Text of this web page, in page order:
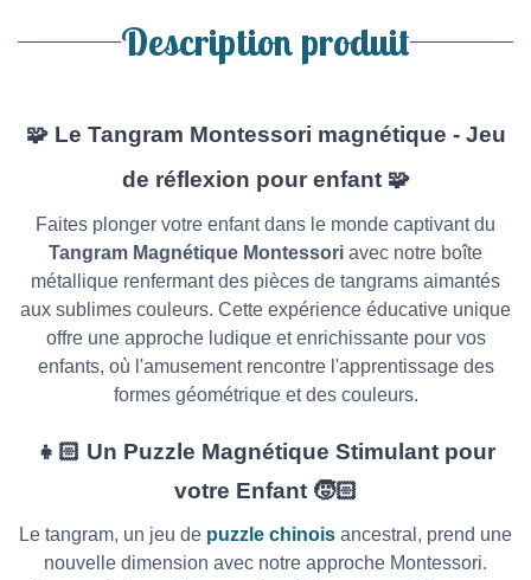
Description produit
🧩 Le Tangram Montessori magnétique - Jeu
de réflexion pour enfant 🧩
Faites plonger votre enfant dans le monde captivant du
Tangram Magnétique Montessori avec notre boîte
métallique renfermant des pièces de tangrams aimantés
aux sublimes couleurs. Cette expérience éducative unique
offre une approche ludique et enrichissante pour vos
enfants, où l'amusement rencontre l'apprentissage des
formes géométrique et des couleurs.
👧🏻 Un Puzzle Magnétique Stimulant pour
votre Enfant 🧒🏻
Le tangram, un jeu de puzzle chinois ancestral, prend une
nouvelle dimension avec notre approche Montessori.